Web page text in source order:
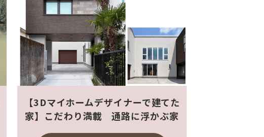
【3Dマイホームデザイナーで建てた
家】こだわり満載 通路に浮かぶ家